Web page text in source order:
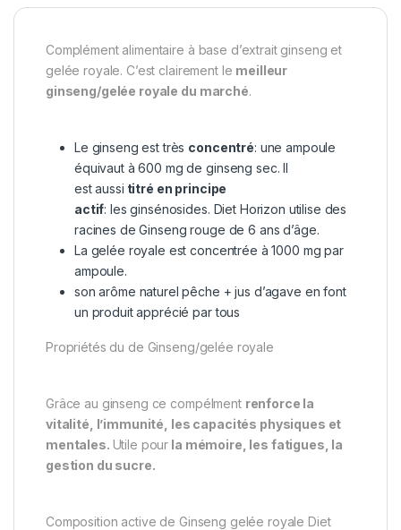
Complément alimentaire à base d’extrait ginseng et
gelée royale. C’est clairement le meilleur
ginseng/gelée royale du marché.
Le ginseng est très concentré: une ampoule
équivaut à 600 mg de ginseng sec. Il
est aussi titré en principe
actif: les ginsénosides. Diet Horizon utilise des
racines de Ginseng rouge de 6 ans d’âge.
La gelée royale est concentrée à 1000 mg par
ampoule.
son arôme naturel pêche + jus d’agave en font
un produit apprécié par tous
Propriétés du de Ginseng/gelée royale
Grâce au ginseng ce compélment renforce la
vitalité, l’immunité, les capacités physiques et
mentales. Utile pour la mémoire, les fatigues, la
gestion du sucre.
Composition active de Ginseng gelée royale Diet